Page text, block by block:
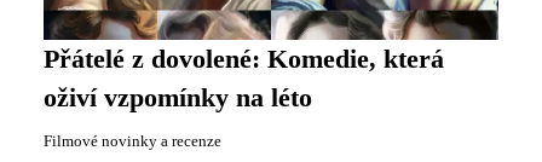
Přátelé z dovolené: Komedie, která
oživí vzpomínky na léto
Filmové novinky a recenze